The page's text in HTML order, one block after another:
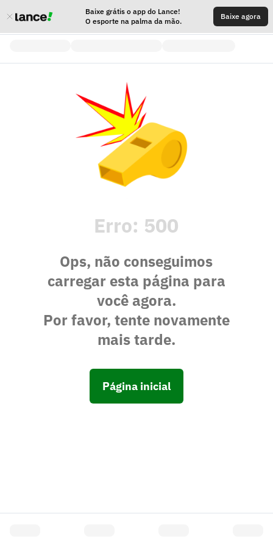
Baixe grátis o app do Lance!
O esporte na palma da mão.
Baixe agora
Erro: 500
Ops, não conseguimos
carregar esta página para
você agora.
Por favor, tente novamente
mais tarde.
Página inicial